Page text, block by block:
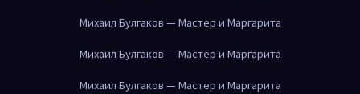
Михаил Булгаков — Мастер и Маргарита
Михаил Булгаков — Мастер и Маргарита
Михаил Булгаков — Мастер и Маргарита